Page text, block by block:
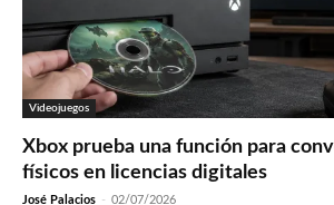
Videojuegos
Xbox prueba una función para
físicos en licencias digitales
José Palacios - 02/07/2026